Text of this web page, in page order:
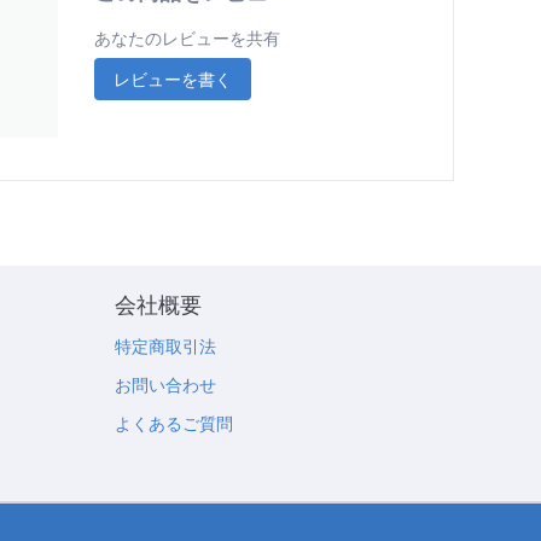
あなたのレビューを共有
レビューを書く
会社概要
特定商取引法
お問い合わせ
よくあるご質問